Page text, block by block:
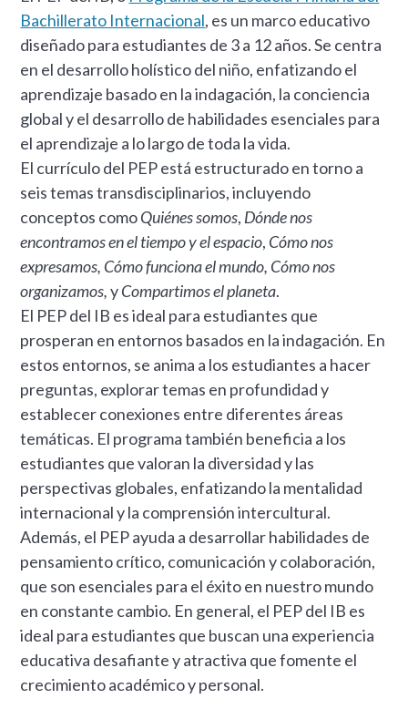
Bachillerato Internacional, es un marco educativo
diseñado para estudiantes de 3 a 12 años. Se centra
en el desarrollo holístico del niño, enfatizando el
aprendizaje basado en la indagación, la conciencia
global y el desarrollo de habilidades esenciales para
el aprendizaje a lo largo de toda la vida.
El currículo del PEP está estructurado en torno a
seis temas transdisciplinarios, incluyendo
conceptos comoQuiénes somos, Dónde nos
encontramos en el tiempo y el espacio, Cómo nos
expresamos, Cómo funciona el mundo, Cómo nos
organizamos,yCompartimos el planeta.
El PEP del IB es ideal para estudiantes que
prosperan en entornos basados en la indagación. En
estos entornos, se anima a los estudiantes a hacer
preguntas, explorar temas en profundidad y
establecer conexiones entre diferentes áreas
temáticas. El programa también beneficia a los
estudiantes que valoran la diversidad y las
perspectivas globales, enfatizando la mentalidad
internacional y la comprensión intercultural.
Además, el PEP ayuda a desarrollar habilidades de
pensamiento crítico, comunicación y colaboración,
que son esenciales para el éxito en nuestro mundo
en constante cambio. En general, el PEP del IB es
ideal para estudiantes que buscan una experiencia
educativa desafiante y atractiva que fomente el
crecimiento académico y personal.